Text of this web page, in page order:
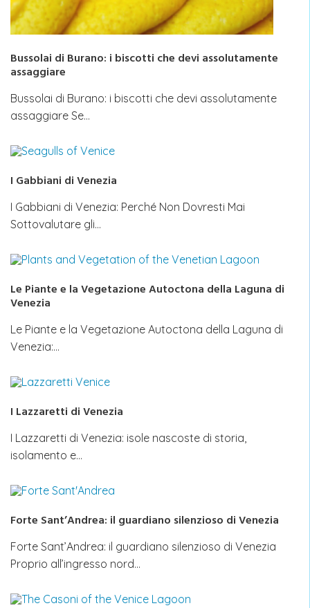
Bussolai di Burano: i biscotti che devi assolutamente
assaggiare
Bussolai di Burano: i biscotti che devi assolutamente
assaggiare Se…
I Gabbiani di Venezia
I Gabbiani di Venezia: Perché Non Dovresti Mai
Sottovalutare gli…
Le Piante e la Vegetazione Autoctona della Laguna di
Venezia
Le Piante e la Vegetazione Autoctona della Laguna di
Venezia:…
I Lazzaretti di Venezia
I Lazzaretti di Venezia: isole nascoste di storia,
isolamento e…
Forte Sant’Andrea: il guardiano silenzioso di Venezia
Forte Sant’Andrea: il guardiano silenzioso di Venezia
Proprio all’ingresso nord…